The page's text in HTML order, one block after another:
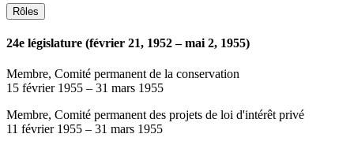
Rôles
24e législature (février 21, 1952 – mai 2, 1955)
Membre, Comité permanent de la conservation
15 février 1955 – 31 mars 1955
Membre, Comité permanent des projets de loi d'intérêt privé
11 février 1955 – 31 mars 1955